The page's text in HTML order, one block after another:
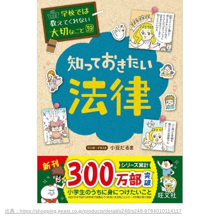
出典：https://shopping.jreast.co.jp/products/detail/s248/s248-9784010114117